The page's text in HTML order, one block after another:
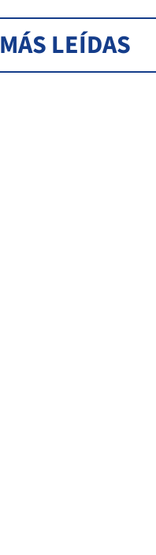
MÁS LEÍDAS